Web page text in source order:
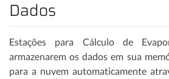
Dados
Estações para Cálculo de
armazenarem os dados em sua
para a nuvem automaticamente